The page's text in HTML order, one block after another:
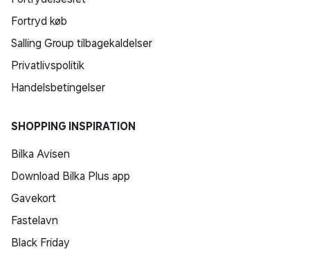
Fortryd køb
Salling Group tilbagekaldelser
Privatlivspolitik
Handelsbetingelser
SHOPPING INSPIRATION
Bilka Avisen
Download Bilka Plus app
Gavekort
Fastelavn
Black Friday